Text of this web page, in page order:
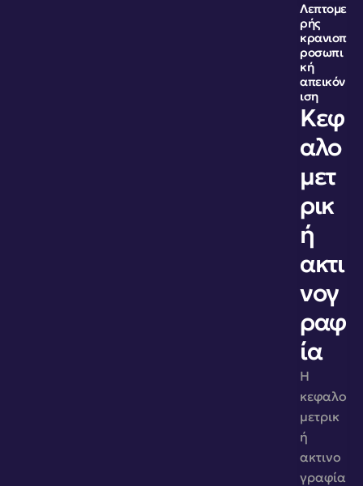
Λεπτομε
ρής
κρανιοπ
ροσωπι
κή
απεικόν
ιση
Κεφ
αλο
μετ
ρικ
ή
ακτι
νογ
ραφ
ία
Η
κεφαλο
μετρικ
ή
ακτινο
γραφία